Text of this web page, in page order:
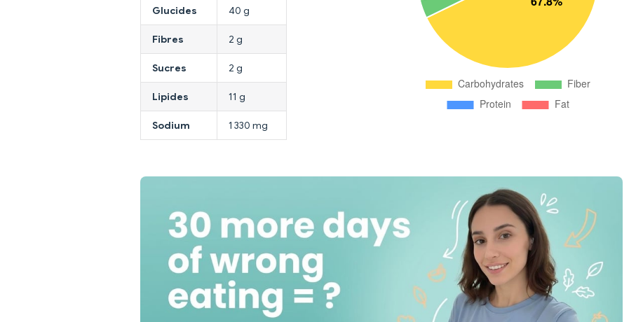
Glucides 40 g
Fibres 2 g
Sucres 2 g
Lipides 11 g
Sodium 1 330 mg